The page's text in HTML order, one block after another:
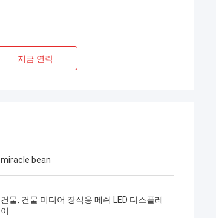
지금 연락
miracle bean
건물, 건물 미디어 장식용 메쉬 LED 디스플레
이